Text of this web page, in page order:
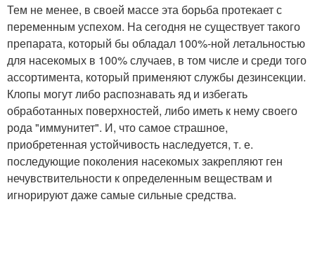
Тем не менее, в своей массе эта борьба протекает с
переменным успехом. На сегодня не существует такого
препарата, который бы обладал 100%-ной летальностью
для насекомых в 100% случаев, в том числе и среди того
ассортимента, который применяют службы дезинсекции.
Клопы могут либо распознавать яд и избегать
обработанных поверхностей, либо иметь к нему своего
рода "иммунитет". И, что самое страшное,
приобретенная устойчивость наследуется, т. е.
последующие поколения насекомых закрепляют ген
нечувствительности к определенным веществам и
игнорируют даже самые сильные средства.